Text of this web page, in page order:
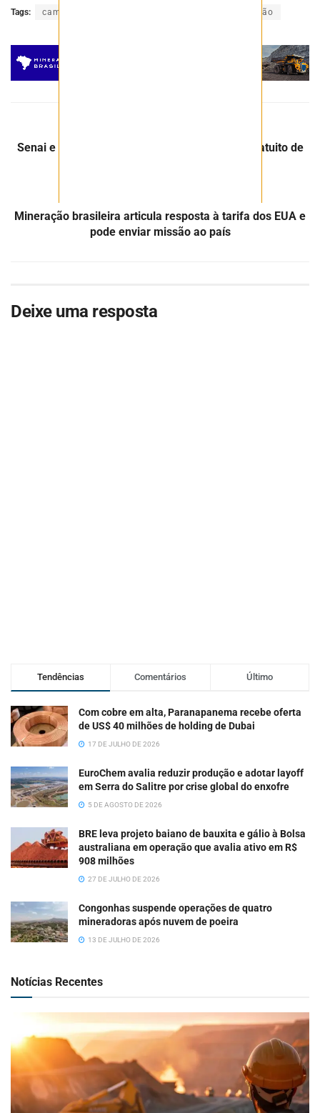
Tags: caminhão mineração
Senai e John Deere lançam maior programa gratuito de
Mineração brasileira articula resposta à tarifa dos EUA e
pode enviar missão ao país
Deixe uma resposta
Tendências Comentários Último
Com cobre em alta, Paranapanema recebe oferta
de US$ 40 milhões de holding de Dubai
17 DE JULHO DE 2026
EuroChem avalia reduzir produção e adotar layoff
em Serra do Salitre por crise global do enxofre
5 DE AGOSTO DE 2026
BRE leva projeto baiano de bauxita e gálio à Bolsa
australiana em operação que avalia ativo em R$
908 milhões
27 DE JULHO DE 2026
Congonhas suspende operações de quatro
mineradoras após nuvem de poeira
13 DE JULHO DE 2026
Notícias Recentes